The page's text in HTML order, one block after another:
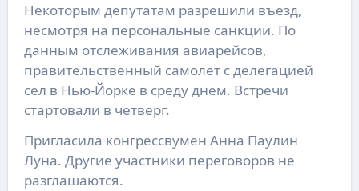
Некоторым депутатам разрешили въезд,
несмотря на персональные санкции. По
данным отслеживания авиарейсов,
правительственный самолет с делегацией
сел в Нью-Йорке в среду днем. Встречи
стартовали в четверг.
Пригласила конгрессвумен Анна Паулин
Луна. Другие участники переговоров не
разглашаются.